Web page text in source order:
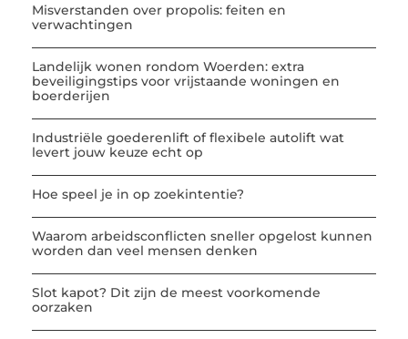
Misverstanden over propolis: feiten en
verwachtingen
Landelijk wonen rondom Woerden: extra
beveiligingstips voor vrijstaande woningen en
boerderijen
Industriële goederenlift of flexibele autolift wat
levert jouw keuze echt op
Hoe speel je in op zoekintentie?
Waarom arbeidsconflicten sneller opgelost kunnen
worden dan veel mensen denken
Slot kapot? Dit zijn de meest voorkomende
oorzaken